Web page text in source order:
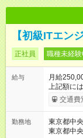
【初級ITエン
正社員 職種未経験
給与
月給
上記額に
ます。 み
万円～＋
万6，610
交通費
勤務地
東京都中
東京都中